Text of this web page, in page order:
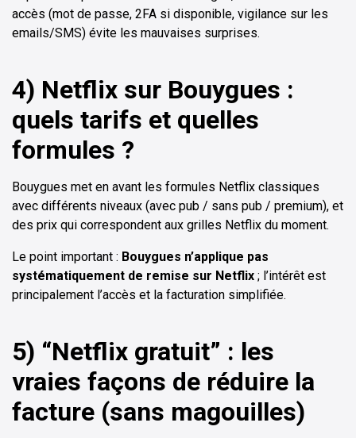
accès (mot de passe, 2FA si disponible, vigilance sur les
emails/SMS) évite les mauvaises surprises.
4) Netflix sur Bouygues :
quels tarifs et quelles
formules ?
Bouygues met en avant les formules Netflix classiques
avec différents niveaux (avec pub / sans pub / premium), et
des prix qui correspondent aux grilles Netflix du moment.
Le point important : Bouygues n’applique pas
systématiquement de remise sur Netflix ; l’intérêt est
principalement l’accès et la facturation simplifiée.
5) “Netflix gratuit” : les
vraies façons de réduire la
facture (sans magouilles)